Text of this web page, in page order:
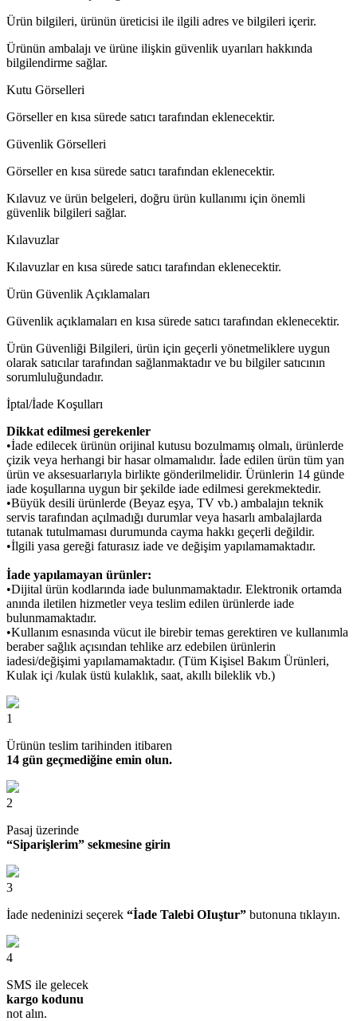
Ürün bilgileri, ürünün üreticisi ile ilgili adres ve bilgileri içerir.
Ürünün ambalajı ve ürüne ilişkin güvenlik uyarıları hakkında
bilgilendirme sağlar.
Kutu Görselleri
Görseller en kısa sürede satıcı tarafından eklenecektir.
Güvenlik Görselleri
Görseller en kısa sürede satıcı tarafından eklenecektir.
Kılavuz ve ürün belgeleri, doğru ürün kullanımı için önemli
güvenlik bilgileri sağlar.
Kılavuzlar
Kılavuzlar en kısa sürede satıcı tarafından eklenecektir.
Ürün Güvenlik Açıklamaları
Güvenlik açıklamaları en kısa sürede satıcı tarafından eklenecektir.
Ürün Güvenliği Bilgileri, ürün için geçerli yönetmeliklere uygun
olarak satıcılar tarafından sağlanmaktadır ve bu bilgiler satıcının
sorumluluğundadır.
İptal/İade Koşulları
Dikkat edilmesi gerekenler
•İade edilecek ürünün orijinal kutusu bozulmamış olmalı, ürünlerde
çizik veya herhangi bir hasar olmamalıdır. İade edilen ürün tüm yan
ürün ve aksesuarlarıyla birlikte gönderilmelidir. Ürünlerin 14 günde
iade koşullarına uygun bir şekilde iade edilmesi gerekmektedir.
•Büyük desili ürünlerde (Beyaz eşya, TV vb.) ambalajın teknik
servis tarafından açılmadığı durumlar veya hasarlı ambalajlarda
tutanak tutulmaması durumunda cayma hakkı geçerli değildir.
•İlgili yasa gereği faturasız iade ve değişim yapılamamaktadır.
İade yapılamayan ürünler:
•Dijital ürün kodlarında iade bulunmamaktadır. Elektronik ortamda
anında iletilen hizmetler veya teslim edilen ürünlerde iade
bulunmamaktadır.
•Kullanım esnasında vücut ile birebir temas gerektiren ve kullanımla
beraber sağlık açısından tehlike arz edebilen ürünlerin
iadesi/değişimi yapılamamaktadır. (Tüm Kişisel Bakım Ürünleri,
Kulak içi /kulak üstü kulaklık, saat, akıllı bileklik vb.)
1
Ürünün teslim tarihinden itibaren
14 gün geçmediğine emin olun.
2
Pasaj üzerinde
“Siparişlerim” sekmesine girin
3
İade nedeninizi seçerek “İade Talebi OIuştur” butonuna tıklayın.
4
SMS ile gelecek
kargo kodunu
not alın.